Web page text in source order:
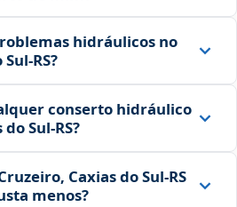
hidráulicos no
conserto hidráulico
Sul‑RS?
Caxias do Sul‑RS
menos?